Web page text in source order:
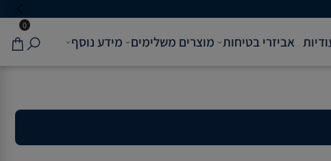
0
אביזרי בטיחות מוצרים משלימים מידע נוסף